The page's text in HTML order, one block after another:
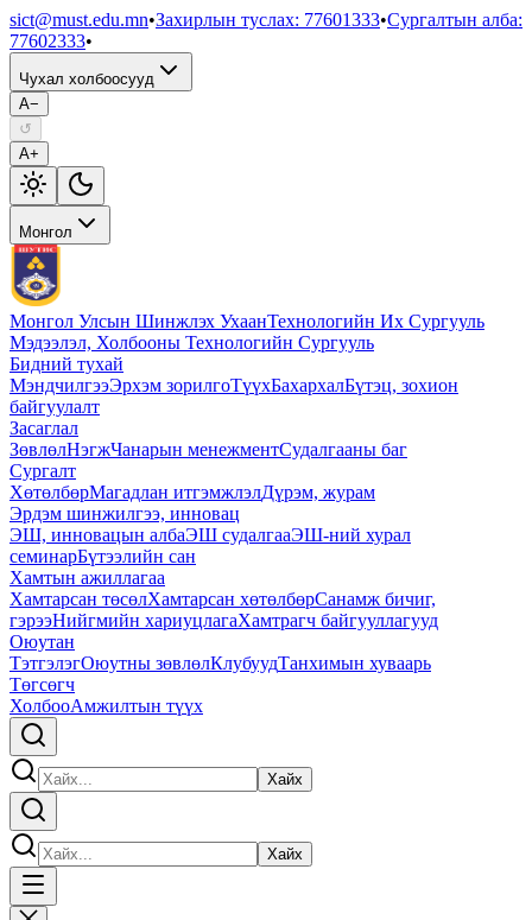
sict@must.edu.mn•Захирлын туслах: 77601333•Сургалтын алба:
77602333•
Чухал холбоосууд
A−
↺
A+
Монгол
Монгол Улсын Шинжлэх УхаанТехнологийн Их Сургууль
Мэдээлэл, Холбооны Технологийн Сургууль
Бидний тухай
МэндчилгээЭрхэм зорилгоТүүхБахархалБүтэц, зохион
байгуулалт
Засаглал
ЗөвлөлНэгжЧанарын менежментСудалгааны баг
Сургалт
ХөтөлбөрМагадлан итгэмжлэлДүрэм, журам
Эрдэм шинжилгээ, инновац
ЭШ, инновацын албаЭШ судалгааЭШ-ний хурал
семинарБүтээлийн сан
Хамтын ажиллагаа
Хамтарсан төсөлХамтарсан хөтөлбөрСанамж бичиг,
гэрээНийгмийн хариуцлагаХамтрагч байгууллагууд
Оюутан
ТэтгэлэгОюутны зөвлөлКлубуудТанхимын хуваарь
Төгсөгч
ХолбооАмжилтын түүх
Хайх
Хайх